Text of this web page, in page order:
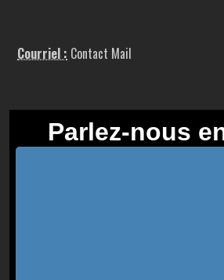
Courriel : Contact Mail